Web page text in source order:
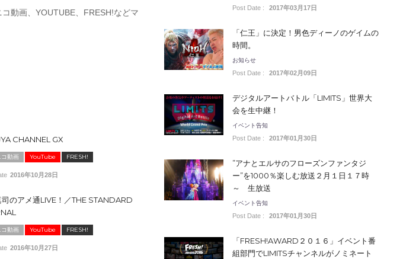
動画、YOUTUBE、FRESH!などマ
CHANNEL GX
動画 YouTube FRESH!
2016年10月28日
のアメ通LIVE！／THE STANDARD
動画 YouTube FRESH!
2016年10月27日
Post Date : 2017年03月17日
「仁王」に決定！男色ディーノのゲイムの
時間。
お知らせ
Post Date : 2017年02月09日
デジタルアートバトル「LIMITS」世界大
会を生中継！
イベント告知
Post Date : 2017年01月30日
”アナとエルサのフローズンファンタジ
ー”を1000％楽しむ放送２月１日１７時
～ 生放送
イベント告知
Post Date : 2017年01月30日
「FRESH!AWARD２０１６」イベント番
組部門でLIMITSチャンネルがノミネート